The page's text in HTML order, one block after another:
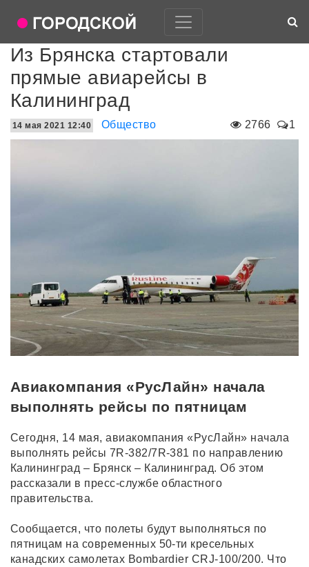
Из Брянска стартовали
прямые авиарейсы в
Калининград
2766 1
14 мая 2021 12:40 Общество
Авиакомпания «РусЛайн» начала
выполнять рейсы по пятницам
Сегодня, 14 мая, авиакомпания «РусЛайн» начала
выполнять рейсы 7R-382/7R-381 по направлению
Калининград – Брянск – Калининград. Об этом
рассказали в пресс-службе областного
правительства.
Сообщается, что полеты будут выполняться по
пятницам на современных 50-ти кресельных
канадских самолетах Bombardier CRJ-100/200. Что